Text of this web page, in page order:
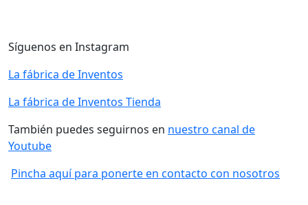
Síguenos en Instagram
La fábrica de Inventos
La fábrica de Inventos Tienda
También puedes seguirnos en nuestro canal de
Youtube
Pincha aquí para ponerte en contacto con nosotros